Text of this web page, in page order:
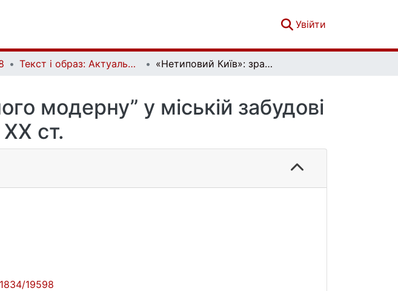
Увійти
Текст і образ: Актуальні проблеми історії мистецтва. Вип. 2(6) «Нетиповий Київ»: зразки “північного модерну” у міській забудові початку ХХ ст.
модерну” у міській забудові
ст.
19598